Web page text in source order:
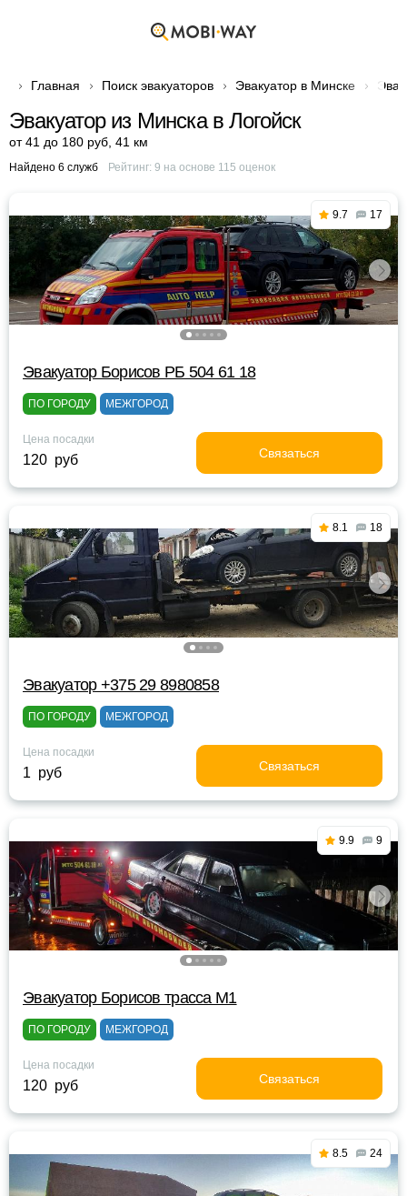
Главная Поиск эвакуаторов Эвакуатор в Минске
Эвакуатор из Минска в Логойск
от 41 до 180 руб 41 км
Найдено 6 служб Рейтинг: 9 на основе 115 оценок
9.7 17
Эвакуатор Борисов РБ 504 61 18
ПО ГОРОДУ МЕЖГОРОД
Цена посадки
120 руб Связаться
8.1 18
Эвакуатор +375 29 8980858
ПО ГОРОДУ МЕЖГОРОД
Цена посадки
1 руб Связаться
9.9 9
Эвакуатор Борисов трасса М1
ПО ГОРОДУ МЕЖГОРОД
Цена посадки
120 руб Связаться
8.5 24